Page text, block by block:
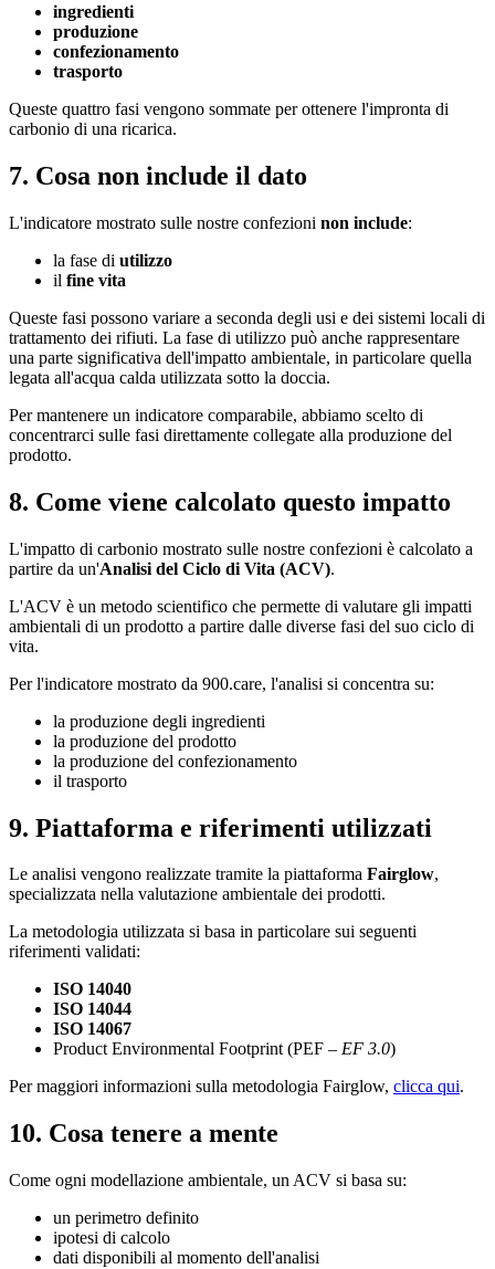
ingredienti
produzione
confezionamento
trasporto
Queste quattro fasi vengono sommate per ottenere l'impronta di
carbonio di una ricarica.
7. Cosa non include il dato
L'indicatore mostrato sulle nostre confezioni non include:
la fase di utilizzo
il fine vita
Queste fasi possono variare a seconda degli usi e dei sistemi locali di
trattamento dei rifiuti. La fase di utilizzo può anche rappresentare
una parte significativa dell'impatto ambientale, in particolare quella
legata all'acqua calda utilizzata sotto la doccia.
Per mantenere un indicatore comparabile, abbiamo scelto di
concentrarci sulle fasi direttamente collegate alla produzione del
prodotto.
8. Come viene calcolato questo impatto
L'impatto di carbonio mostrato sulle nostre confezioni è calcolato a
partire da un'Analisi del Ciclo di Vita (ACV).
L'ACV è un metodo scientifico che permette di valutare gli impatti
ambientali di un prodotto a partire dalle diverse fasi del suo ciclo di
vita.
Per l'indicatore mostrato da 900.care, l'analisi si concentra su:
la produzione degli ingredienti
la produzione del prodotto
la produzione del confezionamento
il trasporto
9. Piattaforma e riferimenti utilizzati
Le analisi vengono realizzate tramite la piattaforma Fairglow,
specializzata nella valutazione ambientale dei prodotti.
La metodologia utilizzata si basa in particolare sui seguenti
riferimenti validati:
ISO 14040
ISO 14044
ISO 14067
Product Environmental Footprint (PEF – EF 3.0)
Per maggiori informazioni sulla metodologia Fairglow, clicca qui.
10. Cosa tenere a mente
Come ogni modellazione ambientale, un ACV si basa su:
un perimetro definito
ipotesi di calcolo
dati disponibili al momento dell'analisi